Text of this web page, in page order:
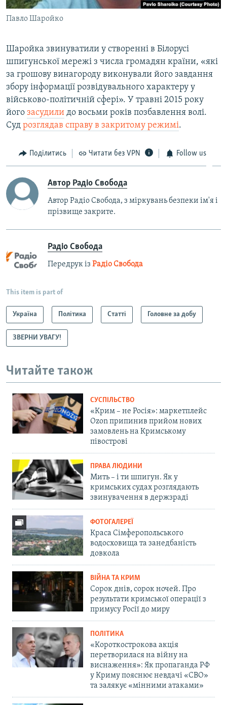
Павло Шаройко
Шаройка звинуватили у створенні в Білорусі
шпигунської мережі з числа громадян країни, «які
за грошову винагороду виконували його завдання
збору інформації розвідувального характеру у
військово-політичній сфері». У травні 2015 року
його засудили до восьми років позбавлення волі.
Суд розглядав справу в закритому режимі.
Поділитись Читати без VPN Follow us
Автор Радіо Свобода
Автор Радіо Свобода, з міркувань безпеки ім'я і
прізвище закрите.
Радіо Свобода
Передрук із Радіо Свобода
This item is part of
Україна Політика Статті Головне за добу
ЗВЕРНИ УВАГУ!
Читайте також
СУСПІЛЬСТВО
«Крим – не Росія»: маркетплейс
Ozon припинив прийом нових
замовлень на Кримському
півострові
ПРАВА ЛЮДИНИ
Мить – і ти шпигун. Як у
кримських судах розглядають
звинувачення в держзраді
ФОТОГАЛЕРЕЇ
Краса Сімферопольського
водосховища та занедбаність
довкола
ВІЙНА ТА КРИМ
Сорок днів, сорок ночей. Про
результати кримської операції з
примусу Росії до миру
ПОЛІТИКА
«Короткострокова акція
перетворилася на війну на
виснаження»: Як пропаганда РФ
у Криму пояснює невдачі «СВО»
та залякує «мінними атаками»